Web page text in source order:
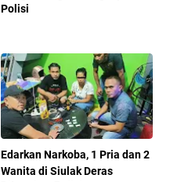
Polisi
Edarkan Narkoba, 1 Pria dan 2
Wanita di Siulak Deras